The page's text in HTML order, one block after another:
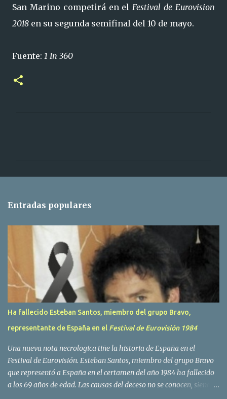
San Marino competirá en elFestival de Eurovision
2018 en su segunda semifinal del 10 de mayo.
Fuente: 1 In 360
r
s
Entradas populares
Ha fallecido Esteban Santos, miembro del grupo Bravo,
representante de España en el Festival de Eurovisión 1984
Una nueva nota necrologica tiñe la historia de España en el
Festival de Eurovisión. Esteban Santos, miembro del grupo Bravo
que representó a España en el certamen del año 1984 ha fallecido
a los 69 años de edad. Las causas del deceso no se conocen, siendo